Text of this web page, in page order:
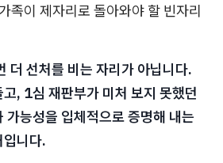
족이 제자리로 돌아와야 할 빈자리
더 선처를 비는 자리가 아닙니다.
, 1심 재판부가 미처 보지 못했던
가능성을 입체적으로 증명해 내는
입니다.